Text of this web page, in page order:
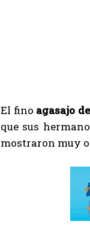
El fino agasajo
que sus
mostraron muy